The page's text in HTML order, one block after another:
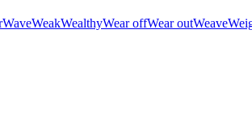
WaveWeakWealthyWear offWear outWeave